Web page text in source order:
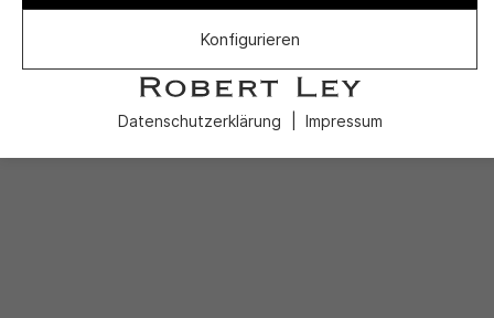
Konfigurieren
Datenschutzerklärung Impressum